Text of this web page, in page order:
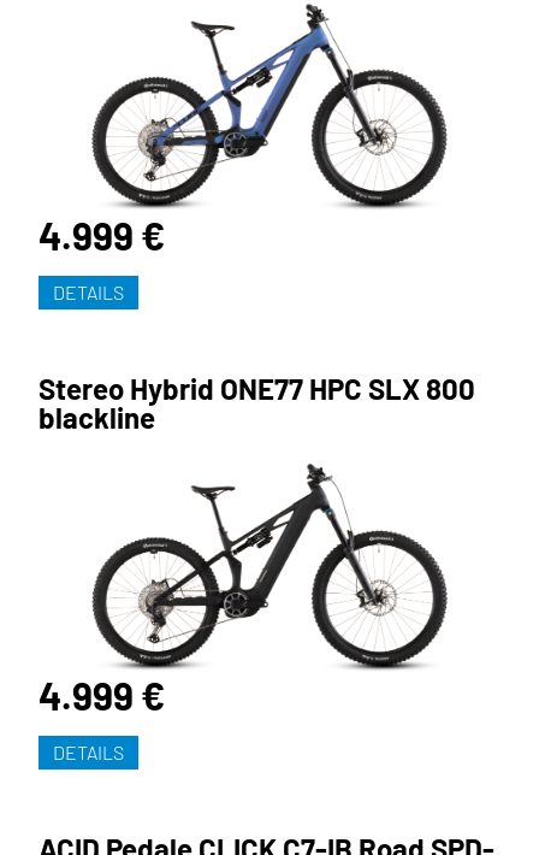
4.999 €
DETAILS
Stereo Hybrid ONE77 HPC SLX 800
blackline
4.999 €
DETAILS